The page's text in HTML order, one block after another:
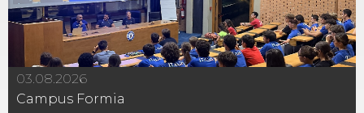
03.08.2026
Campus Formia